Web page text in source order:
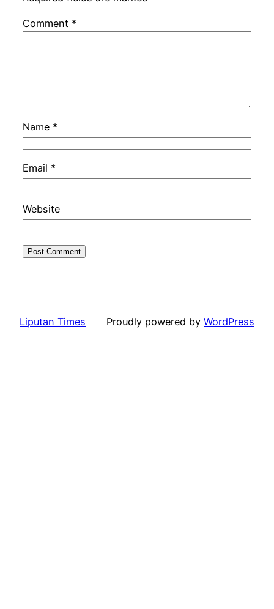
Comment *
Name *
Email *
Website
Liputan Times Proudly powered by WordPress